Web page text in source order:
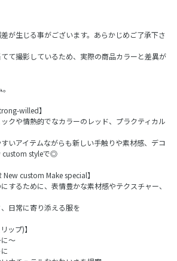
が生じる事がございます。あらかじめご了承下さ
て撮影しているため、実際の商品カラーと差異が
willed】
クや情熱的でなカラーのレッド、プラクティカル
いアイテムながらも新しい手触りや素材感、デコ
custom styleで◎
New custom Make special】
するために、表情豊かな素材感やテクスチャー、
日常に寄り添える服を
ップ)】
～